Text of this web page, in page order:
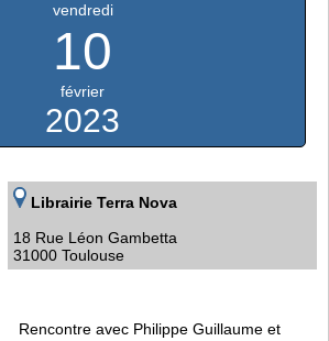
vendredi
10
février
2023
Librairie Terra Nova
18 Rue Léon Gambetta
31000 Toulouse
Rencontre avec Philippe Guillaume et